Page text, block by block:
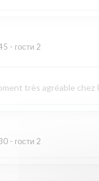
- гости 2
très agréable
- гости 2